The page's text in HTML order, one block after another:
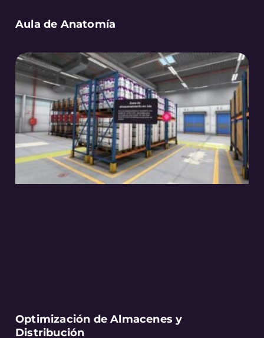
Aula de Anatomía
Optimización de Almacenes y
Distribución